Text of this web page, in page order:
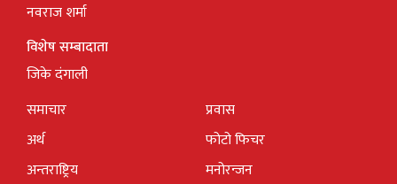
नवराज शर्मा
विशेष सम्बादाता
जिके दंगाली
समाचार
अर्थ
अन्तराष्ट्रिय
प्रवास
फोटो फिचर
मनोरन्जन